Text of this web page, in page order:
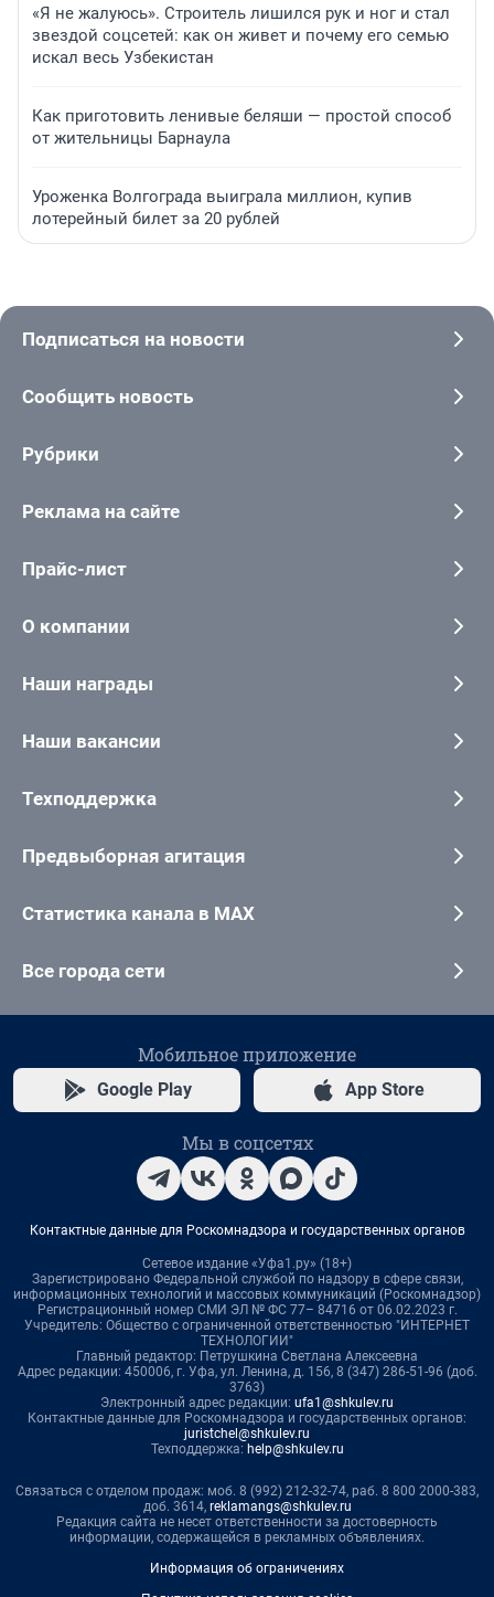
«Я не жалуюсь». Строитель лишился рук и ног и стал
звездой соцсетей: как он живет и почему его семью
искал весь Узбекистан
Как приготовить ленивые беляши — простой способ
от жительницы Барнаула
Уроженка Волгограда выиграла миллион, купив
лотерейный билет за 20 рублей
Подписаться на новости
Сообщить новость
Рубрики
Реклама на сайте
Прайс-лист
О компании
Наши награды
Наши вакансии
Техподдержка
Предвыборная агитация
Статистика канала в MAX
Все города сети
Мобильное приложение
Google Play App Store
Мы в соцсетях
Контактные данные для Роскомнадзора и государственных органов
Сетевое издание «Уфа1.ру» (18+)
Зарегистрировано Федеральной службой по надзору в сфере связи,
информационных технологий и массовых коммуникаций (Роскомнадзор)
Регистрационный номер СМИ ЭЛ № ФС 77– 84716 от 06.02.2023 г.
Учредитель: Общество с ограниченной ответственностью "ИНТЕРНЕТ
ТЕХНОЛОГИИ"
Главный редактор: Петрушкина Светлана Алексеевна
Адрес редакции: 450006, г. Уфа, ул. Ленина, д. 156, 8 (347) 286-51-96 (доб.
3763)
Электронный адрес редакции: ufa1@shkulev.ru
Контактные данные для Роскомнадзора и государственных органов:
juristchel@shkulev.ru
Техподдержка: help@shkulev.ru
Связаться с отделом продаж: моб. 8 (992) 212-32-74, раб. 8 800 2000-383,
доб. 3614, reklamangs@shkulev.ru
Редакция сайта не несет ответственности за достоверность
информации, содержащейся в рекламных объявлениях.
Информация об ограничениях